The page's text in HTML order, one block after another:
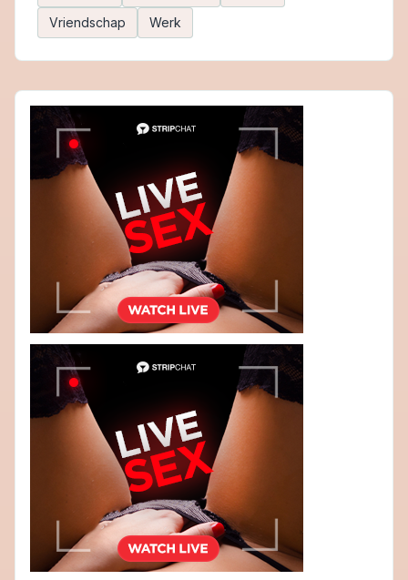
Vriendschap
Werk